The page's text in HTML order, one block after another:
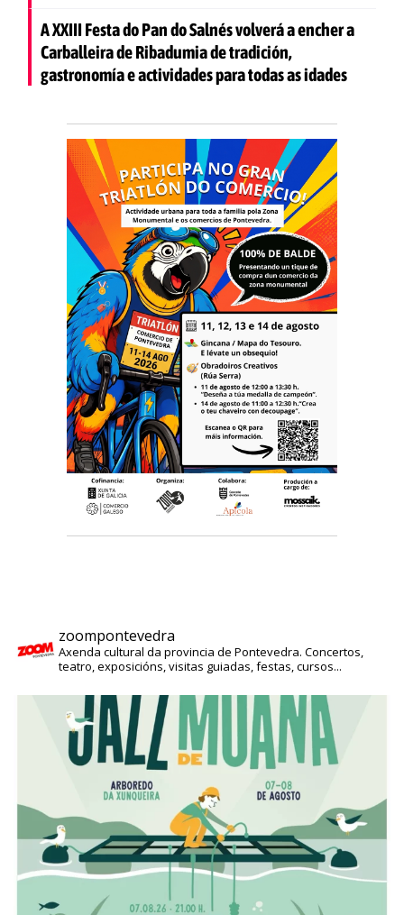
A XXIII Festa do Pan do Salnés volverá a encher a
Carballeira de Ribadumia de tradición,
gastronomía e actividades para todas as idades
zoompontevedra
Axenda cultural da provincia de Pontevedra. Concertos,
teatro, exposicións, visitas guiadas, festas, cursos...